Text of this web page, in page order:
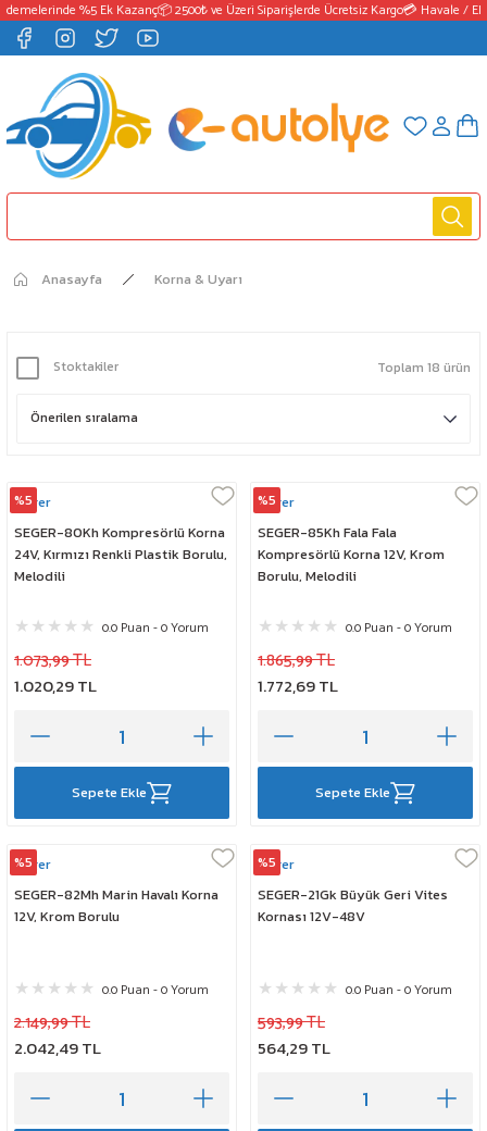
%5 Ek Kazanç📦 2500₺ ve Üzeri Siparişlerde Ücretsiz Kargo💳 Havale /
Anasayfa Korna & Uyarı
Stoktakiler Toplam 18 ürün
%5
Seger
SEGER-80Kh Kompresörlü Korna
24V, Kırmızı Renkli Plastik Borulu,
Melodili
0.0 Puan - 0 Yorum
1.073,99 TL
1.020,29 TL
Sepete Ekle
%5
Seger
SEGER-85Kh Fala Fala
Kompresörlü Korna 12V, Krom
Borulu, Melodili
0.0 Puan - 0 Yorum
1.865,99 TL
1.772,69 TL
Sepete Ekle
%5
Seger
SEGER-82Mh Marin Havalı Korna
12V, Krom Borulu
0.0 Puan - 0 Yorum
2.149,99 TL
2.042,49 TL
%5
Seger
SEGER-21Gk Büyük Geri Vites
Kornası 12V-48V
0.0 Puan - 0 Yorum
593,99 TL
564,29 TL